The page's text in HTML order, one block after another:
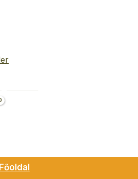
Főoldal